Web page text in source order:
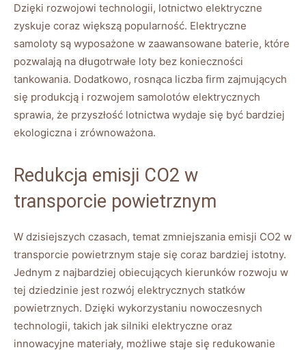
Dzięki rozwojowi ⁤technologii, lotnictwo elektryczne
zyskuje coraz‍ większą popularność.⁢ Elektryczne
samoloty są wyposażone w ⁢zaawansowane baterie, które
pozwalają na długotrwałe loty bez konieczności
tankowania. ⁤Dodatkowo, rosnąca liczba firm zajmujących
się produkcją i rozwojem samolotów ​elektrycznych
sprawia, że przyszłość lotnictwa wydaje się być bardziej
ekologiczna i zrównoważona.
Redukcja emisji CO2 w
transporcie powietrznym
W dzisiejszych⁤ czasach, temat zmniejszania emisji CO2 w
transporcie powietrznym staje się coraz​ bardziej istotny.
Jednym z najbardziej obiecujących kierunków rozwoju w‍
tej dziedzinie jest rozwój elektrycznych statków
⁣powietrznych. Dzięki wykorzystaniu nowoczesnych
technologii,‌ takich jak silniki‍ elektryczne oraz
innowacyjne‌ materiały, możliwe staje się redukowanie